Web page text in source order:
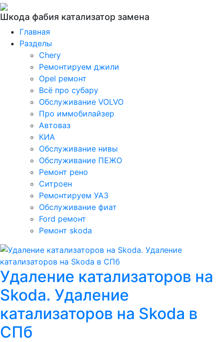
Шкода фабия катализатор замена
Главная
Разделы
Chery
Ремонтируем джили
Opel ремонт
Всё про субару
Обслуживание VOLVO
Про иммобилайзер
Автоваз
КИА
Обслуживание нивы
Обслуживание ПЕЖО
Ремонт рено
Ситроен
Ремонтируем УАЗ
Обслуживание фиат
Ford ремонт
Ремонт skoda
Удаление катализаторов на
Skoda. Удаление
катализаторов на Skoda в
СПб